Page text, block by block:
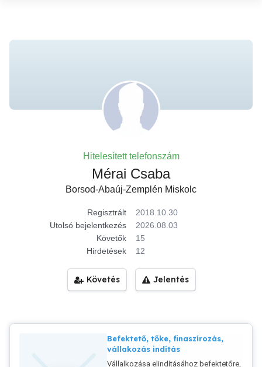
Hitelesített telefonszám
Mérai Csaba
Borsod-Abaúj-Zemplén Miskolc
Regisztrált
2018.10.30
Utolsó bejelentkezés
2026.08.03
Követők
15
Hirdetések
12
Követés Jelentés
Befektető, tőke, finaszírozás,
vállakozás indítás
Vállalkozása elindításához befektetőre,